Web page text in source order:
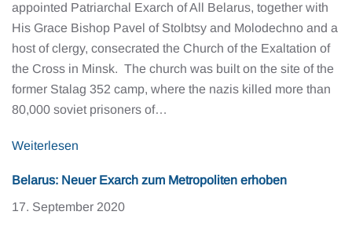
appointed Patriarchal Exarch of All Belarus, together with
His Grace Bishop Pavel of Stolbtsy and Molodechno and a
host of clergy, consecrated the Church of the Exaltation of
the Cross in Minsk. The church was built on the site of the
former Stalag 352 camp, where the nazis killed more than
80,000 soviet prisoners of…
Weiterlesen
Belarus: Neuer Exarch zum Metropoliten erhoben
17. September 2020